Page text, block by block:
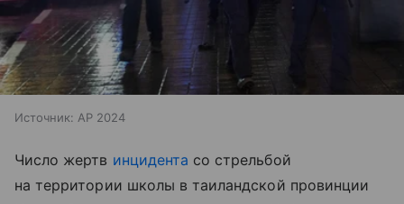
Источник: AP 2024
Число жертв инцидента со стрельбой
на территории школы в таиландской провинции